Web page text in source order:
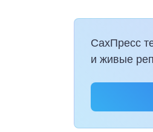
СахПресс
и живые